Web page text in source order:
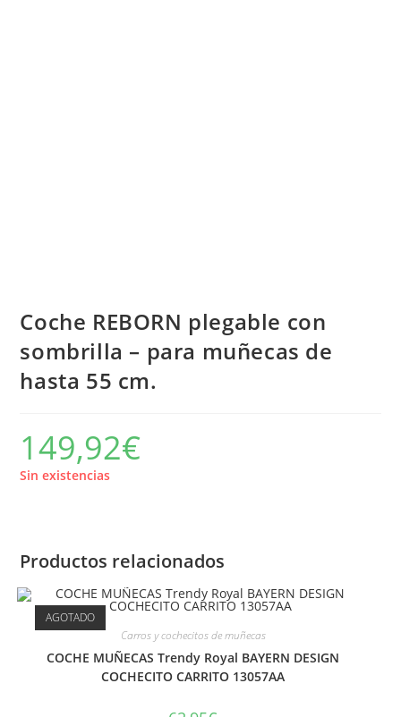
Coche REBORN plegable con
sombrilla – para muñecas de
hasta 55 cm.
149,92€
Sin existencias
Productos relacionados
AGOTADO
Carros y cochecitos de muñecas
COCHE MUÑECAS Trendy Royal BAYERN DESIGN
COCHECITO CARRITO 13057AA